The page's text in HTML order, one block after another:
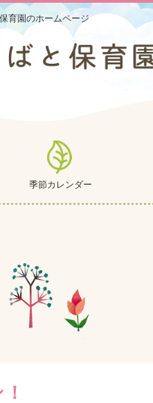
育園のホームページ
季節カレンダー